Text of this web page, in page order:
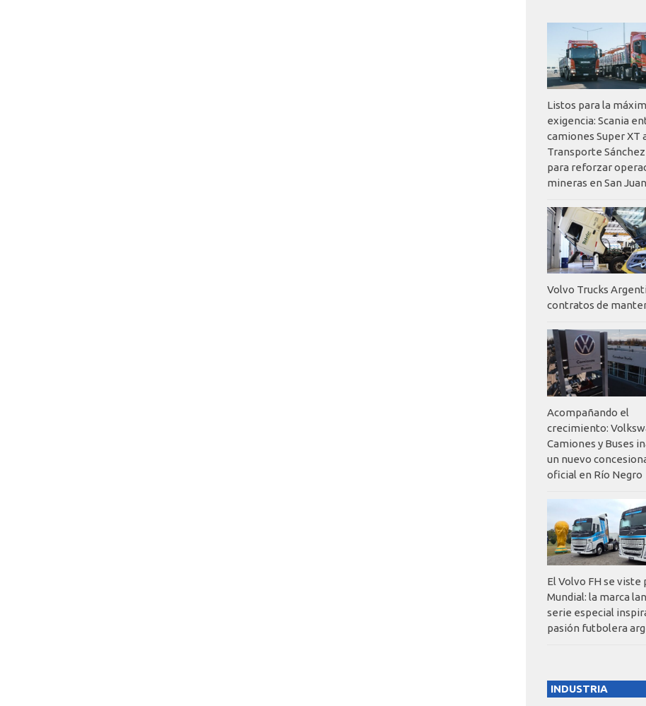
Listos para la
exigencia: Scania
camiones Super XT
Transporte
para reforzar
mineras en San Juan
Volvo Trucks
contratos de
Acompañando el
crecimiento:
Camiones y Buses
un nuevo
oficial en Río Negro
El Volvo FH se viste
Mundial: la marca
serie especial
pasión futbolera
INDUSTRIA